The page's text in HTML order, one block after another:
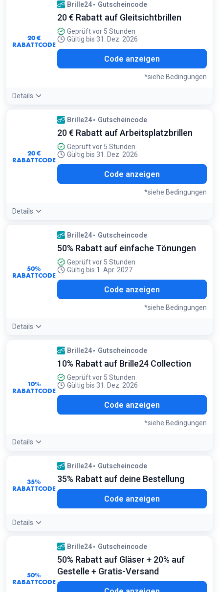
Gilt für alle Gläser und zusätzlich 20% Extra-Rabatt auf das
gesamte Sortiment. Gratis-Versand enthalten
20 €
RABATTCODE
Brille24 Gutscheincode
20 € Rabatt auf Gleitsichtbrillen
Geprüft vor 5 Stunden
Gültig bis 31. Dez. 2026
Code anzeigen
*siehe Bedingungen
Details
Angebotsdetails:Dieser Gutschein ist ideal für Einsteiger in
die Gleitsichtwelt, die ein günstiges Modell aus der Brille24
Collection wählen
Nicht einlösbar auf bereits reduzierte Brillen. Nur einmal pro
Bestellung einlösbar
20 €
RABATTCODE
Brille24 Gutscheincode
20 € Rabatt auf Arbeitsplatzbrillen
Geprüft vor 5 Stunden
Gültig bis 31. Dez. 2026
Code anzeigen
*siehe Bedingungen
Details
Angebotsdetails:Wähle am besten Gläser mit Blaulichtfilter
für deine Arbeitsplatzbrille, um den Sehkomfort am
Bildschirm zusätzlich zu steigern
Nicht einlösbar auf bereits reduzierte Brillen. Nur einmal pro
Bestellung einlösbar
50%
RABATTCODE
Brille24 Gutscheincode
50% Rabatt auf einfache Tönungen
Geprüft vor 5 Stunden
Gültig bis 1. Apr. 2027
Code anzeigen
*siehe Bedingungen
Details
Angebotsdetails:Perfekt, um eine normale Brille in eine
preiswerte Sonnenbrille mit individueller Sehstärke zu
Gilt für einfache Tönungen. Nicht mit anderen Rabatten
kombinierbar
10%
RABATTCODE
Brille24 Gutscheincode
10% Rabatt auf Brille24 Collection
Geprüft vor 5 Stunden
Gültig bis 31. Dez. 2026
Code anzeigen
*siehe Bedingungen
Details
Angebotsdetails:Gilt ab einem Warenkorbwert von 39,90 €.
Ideal für die preiswerten und trendigen Eigenmarken-
Modelle
Bedingungen:
Gültig ab einem Warenkorbwert von 39,90 €. Nicht einlösbar
auf bereits reduzierte Brillen
35%
RABATTCODE
Brille24 Gutscheincode
35% Rabatt auf deine Bestellung
Code anzeigen
Details
Angebotsdetails:Vergleiche diesen Code mit dem 50FEB20
Code; bei teuren Gestellen und günstigen Gläsern kann der
35% Rabatt auf den Gesamtwert lohnenswerter sein
50%
RABATTCODE
Brille24 Gutscheincode
50% Rabatt auf Gläser + 20% auf
Gestelle + Gratis-Versand